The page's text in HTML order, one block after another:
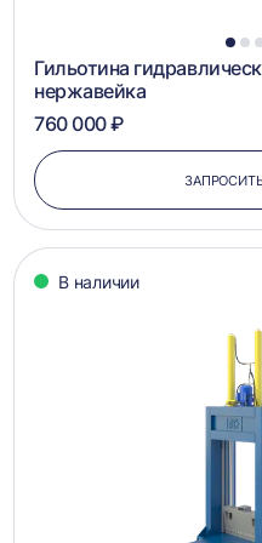
1 2
Гильотина
нержавейка
760 000 ₽
В наличии